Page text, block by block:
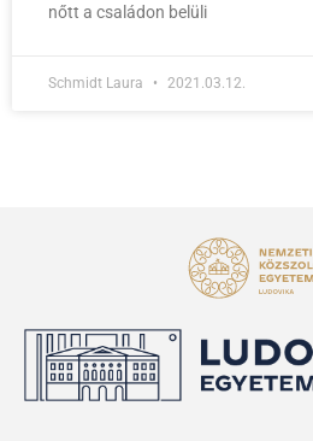
nőtt a családon belüli
Schmidt Laura 2021.03.12.